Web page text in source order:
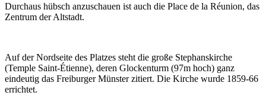
Durchaus hübsch anzuschauen ist auch die Place de la Réunion, das
Zentrum der Altstadt.
Auf der Nordseite des Platzes steht die große Stephanskirche
(Temple Saint-Étienne), deren Glockenturm (97m hoch) ganz
eindeutig das Freiburger Münster zitiert. Die Kirche wurde 1859-66
errichtet.